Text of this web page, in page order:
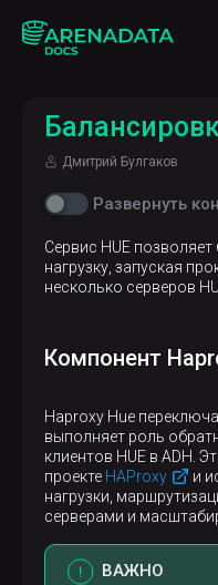
Дмитрий Булгаков
Развернуть
Сервис HUE
нагрузку, запуская
несколько серверов
Компонент
Haproxy Hue
выполняет роль
клиентов HUE в ADH.
проекте HAProxy
и
нагрузки,
серверами и
ВАЖНО